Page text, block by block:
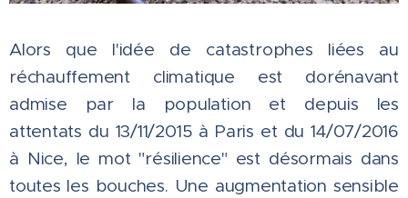
Alors que l'idée de catastrophes liées au
réchauffement climatique est dorénavant
admise par la population et depuis les
attentats du 13/11/2015 à Paris et du 14/07/2016
à Nice, le mot "résilience" est désormais dans
toutes les bouches. Une augmentation sensible